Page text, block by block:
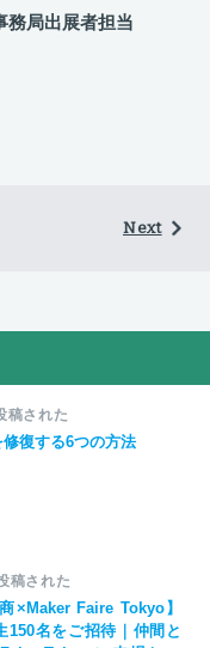
務局出展者担当
Next
稿された
復する6つの方法
稿された
×Maker Faire Tokyo】
150名をご招待｜仲間と